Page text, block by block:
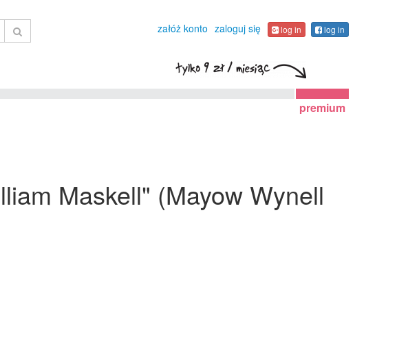
załóż konto zaloguj się log in log in
premium
Maskell" (Mayow Wynell